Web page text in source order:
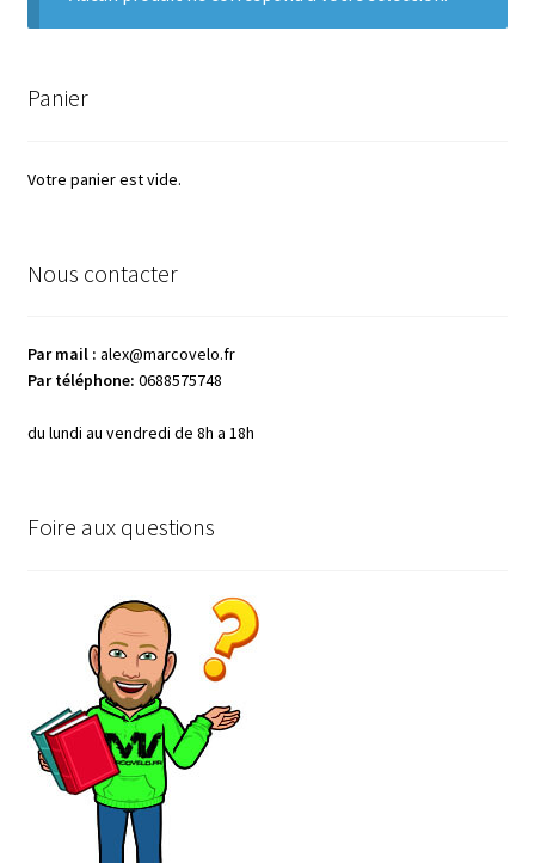
menu
MarcoVelo
Ouvrir
Mon compte
Panier
Votre panier est vide.
Nous contacter
Par mail : alex@marcovelo.fr
Par téléphone: 0688575748
du lundi au vendredi de 8h a 18h
Foire aux questions